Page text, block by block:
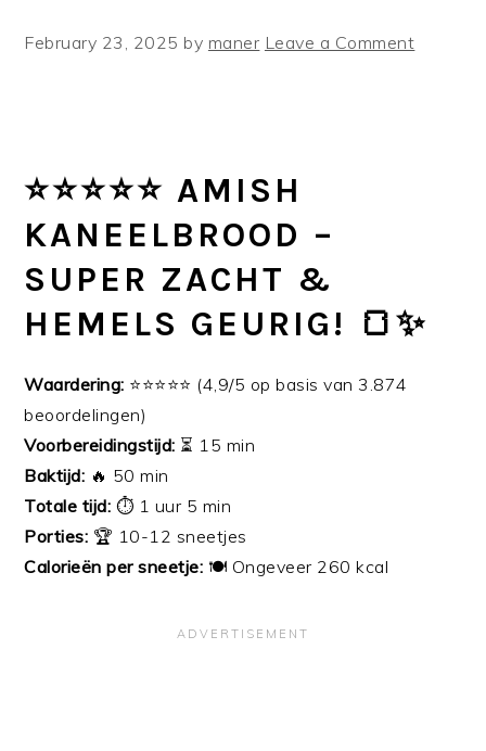
February 23, 2025 by maner Leave a Comment
⭐⭐⭐⭐⭐ AMISH
KANEELBROOD –
SUPER ZACHT &
HEMELS GEURIG! 🍞✨
Waardering: ⭐⭐⭐⭐⭐ (4,9/5 op basis van 3.874
beoordelingen)
Voorbereidingstijd: ⏳ 15 min
Baktijd: 🔥 50 min
Totale tijd: ⏱️ 1 uur 5 min
Porties: 🏆 10-12 sneetjes
Calorieën per sneetje: 🍽️ Ongeveer 260 kcal